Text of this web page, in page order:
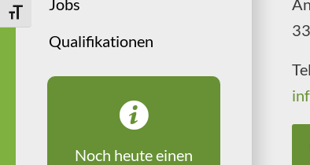
Schrift vergrößern
Jobs
Qualifikationen
Noch heute einen